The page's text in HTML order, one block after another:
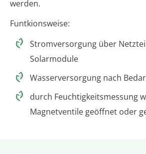
werden.
Funtkionsweise:
Stromversorgung über
Solarmodule
Wasserversorgung nach
durch Feuchtigkeitsmessung
Magnetventile geöffnet oder